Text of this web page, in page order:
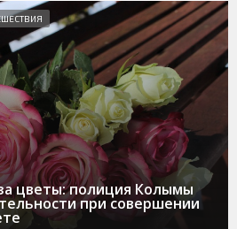
цветы: полиция Колымы
при совершении